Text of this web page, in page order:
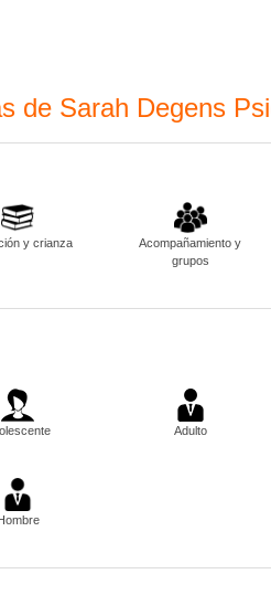
de Sarah Degens
y crianza
Acompañamiento y
grupos
Adulto